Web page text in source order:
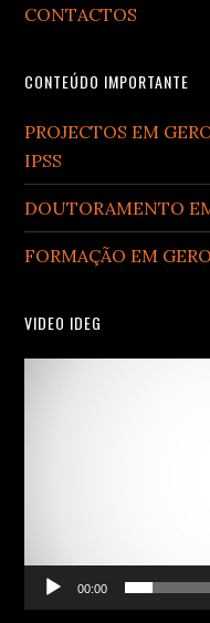
CONTACTOS
CONTEÚDO IMPORTANTE
PROJECTOS EM
IPSS
DOUTORAMENTO
FORMAÇÃO EM
VIDEO IDEG
00:00